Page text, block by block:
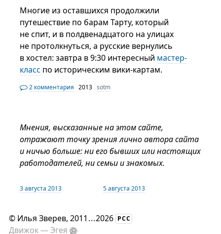
Многие из оставшихся продолжили
путешествие по барам Тарту, который
не спит, и в полдвенадцатого на улицах
не протолкнуться, а русские вернулись
в хостел: завтра в 9:30 интересный мастер-
класс по историческим вики-картам.
2 комментария 2013 sotm
Мнения, высказанные на этом сайте,
отражают точку зрения лично автора сайта
и ничью больше: ни его бывших или настоящих
работодателей, ни семьи и знакомых.
3 августа 2013 5 августа 2013
© Илья Зверев, 2011 ...2026 РСС
Движок —Эгея